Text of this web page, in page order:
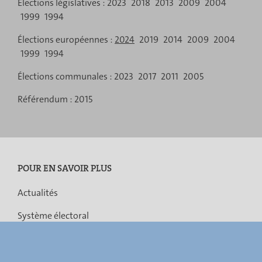
résultats
ses
résultats
ses
de
navigation
Élections législatives : 2023 2018 2013 2009 2004
1999 1994
Élections européennes : 2024 2019 2014 2009 2004
1999 1994
Élections communales : 2023 2017 2011 2005
Référendum : 2015
POUR EN SAVOIR PLUS
Actualités
Système électoral